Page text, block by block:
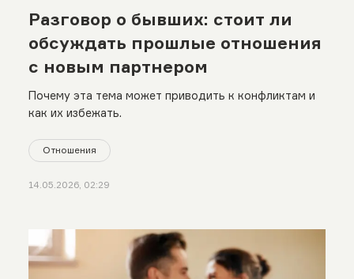
Разговор о бывших: стоит ли
обсуждать прошлые отношения
с новым партнером
Почему эта тема может приводить к конфликтам и
как их избежать.
Отношения
14.05.2026, 02:29